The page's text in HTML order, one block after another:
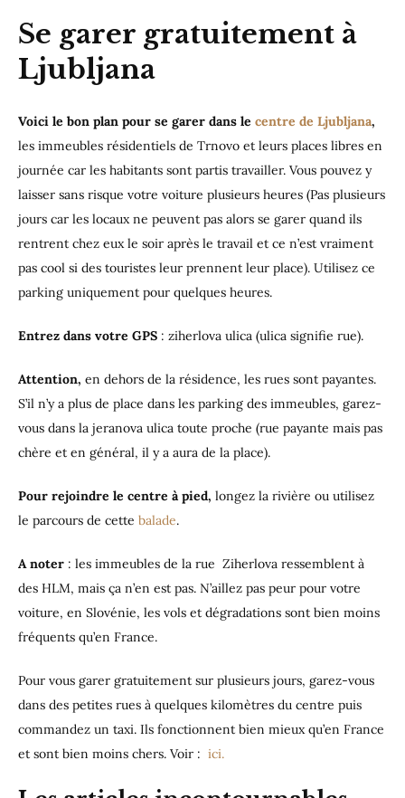
Se garer gratuitement à
Ljubljana
Voici le bon plan pour se garer dans le centre de Ljubljana,
les immeubles résidentiels de Trnovo et leurs places libres en
journée car les habitants sont partis travailler. Vous pouvez y
laisser sans risque votre voiture plusieurs heures (Pas plusieurs
jours car les locaux ne peuvent pas alors se garer quand ils
rentrent chez eux le soir après le travail et ce n’est vraiment
pas cool si des touristes leur prennent leur place). Utilisez ce
parking uniquement pour quelques heures.
Entrez dans votre GPS : ziherlova ulica (ulica signifie rue).
Attention, en dehors de la résidence, les rues sont payantes.
S’il n’y a plus de place dans les parking des immeubles, garez-
vous dans la jeranova ulica toute proche (rue payante mais pas
chère et en général, il y a aura de la place).
Pour rejoindre le centre à pied, longez la rivière ou utilisez
le parcours de cette balade.
A noter : les immeubles de la rue Ziherlova ressemblent à
des HLM, mais ça n’en est pas. N’aillez pas peur pour votre
voiture, en Slovénie, les vols et dégradations sont bien moins
fréquents qu’en France.
Pour vous garer gratuitement sur plusieurs jours, garez-vous
dans des petites rues à quelques kilomètres du centre puis
commandez un taxi. Ils fonctionnent bien mieux qu’en France
et sont bien moins chers. Voir : ici.